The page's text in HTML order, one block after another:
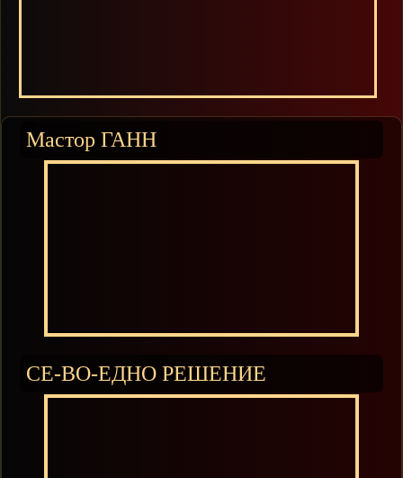
Мастор ГАНН
СЕ-ВО-ЕДНО РЕШЕНИЕ